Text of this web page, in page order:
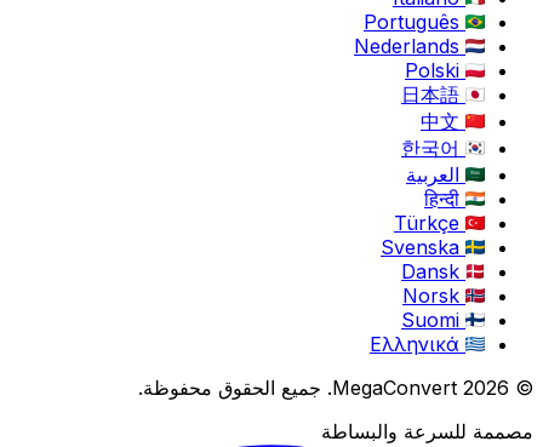
العربية
© 2026 MegaConvert. جميع الحقوق محفوظة.
مصممة للسرعة والبساطة